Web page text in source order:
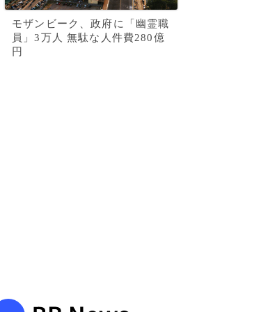
モザンビーク、政府に「幽霊職
員」3万人 無駄な人件費280億
円